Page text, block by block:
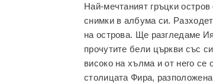
Най-мечтаният гръцки
снимки в албума си.
на острова. Ще разгледаме
прочутите бели църкви със
високо на хълма и от него
столицата Фира,